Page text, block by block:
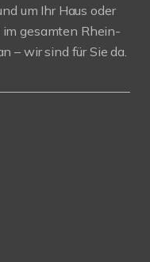
um Ihr Haus oder
gesamten Rhein-
– wir sind für Sie da.